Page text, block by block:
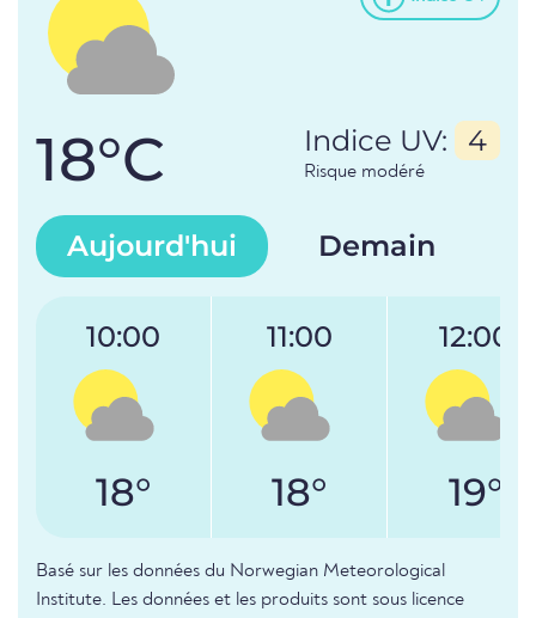
18°C Indice UV: 4
Risque modéré
Aujourd'hui Demain
10:00
18°
11:00
18°
12:00
19°
Basé sur les données du Norwegian Meteorological
Institute. Les données et les produits sont sous licence